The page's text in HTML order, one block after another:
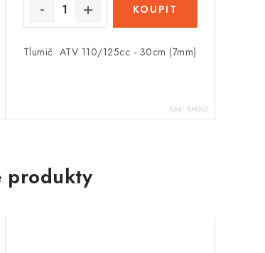
Tlumič ATV 110/125cc - 30cm (7mm)
Kód: BM007
produkty